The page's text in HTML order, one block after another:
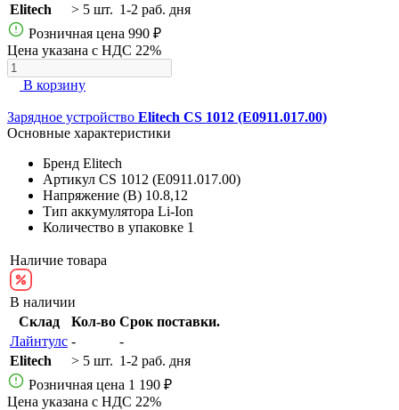
Elitech
> 5 шт. 1-2 раб. дня
Розничная цена 990 ₽
Цена указана с НДС 22%
В корзину
Зарядное устройство Elitech CS 1012 (E0911.017.00)
Основные характеристики
Бренд Elitech
Артикул CS 1012 (E0911.017.00)
Напряжение (В) 10.8,12
Тип аккумулятора Li-Ion
Количество в упаковке 1
Наличие товара
В наличии
Склад
Кол-во Срок поставки.
Лайнтулс -
-
Elitech
> 5 шт. 1-2 раб. дня
Розничная цена 1 190 ₽
Цена указана с НДС 22%